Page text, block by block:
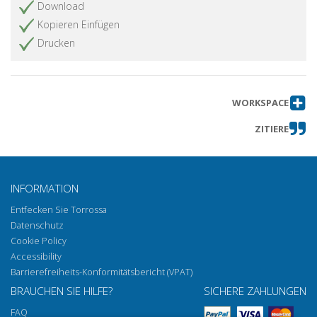
Download
Kopieren Einfügen
Drucken
WORKSPACE
ZITIERE
INFORMATION
Entfecken Sie Torrossa
Datenschutz
Cookie Policy
Accessibility
Barrierefreiheits-Konformitätsbericht (VPAT)
BRAUCHEN SIE HILFE?
FAQ
SICHERE ZAHLUNGEN